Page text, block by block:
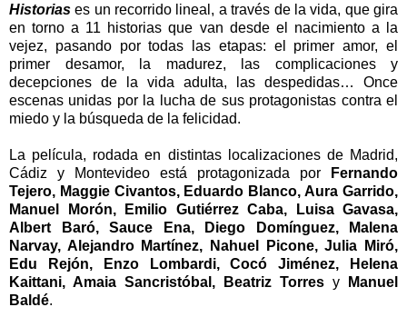
Historiases un recorrido lineal, a través de la vida, que gira
en torno a 11 historias que van desde el nacimiento a la
vejez, pasando por todas las etapas: el primer amor, el
primer desamor, la madurez, las complicaciones y
decepciones de la vida adulta, las despedidas… Once
escenas unidas por la lucha de sus protagonistas contra el
miedo y la búsqueda de la felicidad.
La película, rodada en distintas localizaciones de Madrid,
Cádiz y Montevideo está protagonizada por
Fernando
Tejero, Maggie Civantos, Eduardo Blanco, Aura Garrido,
Manuel Morón, Emilio Gutiérrez Caba, Luisa Gavasa,
Albert Baró, Sauce Ena, Diego Domínguez, Malena
Narvay, Alejandro Martínez, Nahuel Picone, Julia Miró,
Edu Rejón, Enzo Lombardi, Cocó Jiménez, Helena
Kaittani, Amaia Sancristóbal, Beatriz Torres y
Manuel
Baldé.